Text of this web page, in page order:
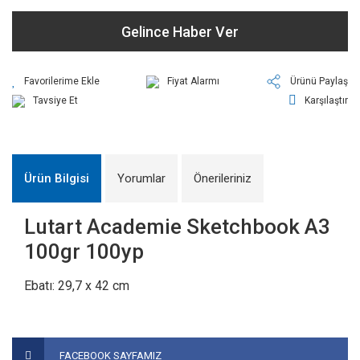
Gelince Haber Ver
Fiyat Alarmı
Ürünü Paylaş
Tavsiye Et
Karşılaştır
Ürün Bilgisi Yorumlar Önerileriniz
Lutart Academie Sketchbook A3
100gr 100yp
Ebatı: 29,7 x 42 cm
Bu ürüne ilk yorumu siz yapın!
FACEBOOK SAYFAMIZ